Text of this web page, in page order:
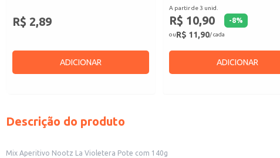
R$ 2,89
ADICIONAR
A partir de 3 unid.
R$ 10,90 -8%
ouR$ 11,90/ cada
ADICIONAR
Descrição do produto
Mix Aperitivo Nootz La Violetera Pote com 140g